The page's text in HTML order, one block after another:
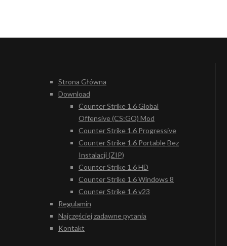
Strona Główna
Download
Counter Strike 1.6 Global
Offensive (CS:GO) Mod
Counter Strike 1.6 Progressive
Counter Strike 1.6 Portable Bez
Instalacji (ZIP)
Counter Strike 1.6 HD
Counter Strike 1.6 Windows 8
Counter Strike 1.6 v23
Regulamin
Najczęściej zadawne pytania
Kontakt